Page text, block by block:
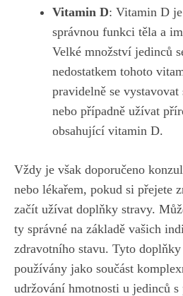
Vitamin D: ⁤Vitamin⁤ D
správnou ⁢funkci těla a
Velké množství jedinců
nedostatkem tohoto
pravidelně se
nebo​ případně užívat
obsahující‍ vitamin D.
Vždy je ‍však doporučeno
nebo lékařem, pokud si přejete
začít užívat doplňky stravy.
ty správné na základě vašich
zdravotního stavu. Tyto
používány jako součást
udržování hmotnosti u jedinců s